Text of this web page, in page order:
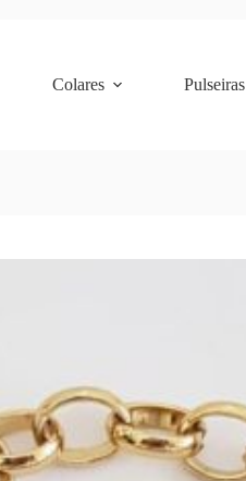
Colares Pulseiras